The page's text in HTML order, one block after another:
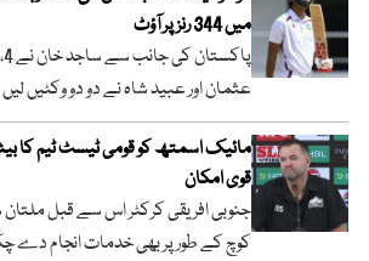
میں 344 رنز پر آؤٹ
عثمان اور عبید شاہ نے دو دو وکٹیں لیں
مائیک اسمتھ کو قومی ٹیسٹ ٹیم کا
قوی امکان
جنوبی افریقی کرکٹر اس سے قبل
کوچ کے طور پر بھی خدمات انجام دے